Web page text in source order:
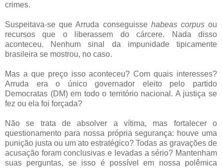
crimes.
Suspeitava-se que Arruda conseguisse habeas corpusou
recursos que o liberassem do cárcere. Nada disso
aconteceu. Nenhum sinal da impunidade tipicamente
brasileira se mostrou, no caso.
Mas a que preço isso aconteceu? Com quais interesses?
Arruda era o único governador eleito pelo partido
Democratas (DM) em todo o território nacional. A justiça se
fez ou ela foi forçada?
Não se trata de absolver a vítima, mas fortalecer o
questionamento para nossa própria segurança: houve uma
punição justa ou um ato estratégico? Todas as gravações de
acusação foram conclusivas e levadas a sério? Mantenham
suas perguntas, se isso é possível em nossa polêmica